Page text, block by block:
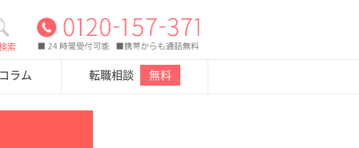
索
ラム 転職相談 無料